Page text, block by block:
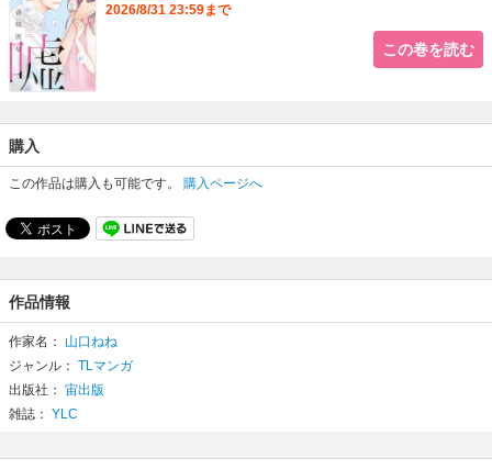
2026/8/31 23:59まで
この巻を読む
購入
この作品は購入も可能です。 購入ページへ
作品情報
作家名： 山口ねね
ジャンル： TLマンガ
出版社： 宙出版
雑誌： YLC